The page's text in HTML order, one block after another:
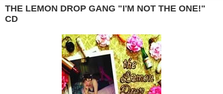
THE LEMON DROP GANG "I'M NOT THE ONE!"
CD